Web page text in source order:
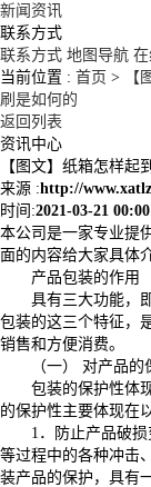
新闻资讯
联系方式
联系方式 地图导航
当前位置 : 首页 >
【
刷是如何的
返回列表
资讯中心
【图文】纸箱怎样起
来源 :http://
时间:2021-03-21
本公司是一家专业提
面的内容给大家具体
产品包装的作用
具有三大功能，
包装的这三个特征，
销售和方便消费。
（一） 对产品的
包装的保护性体
的保护性主要体现在
1．防止产品破
等过程中的各种冲击
装产品的保护，具有